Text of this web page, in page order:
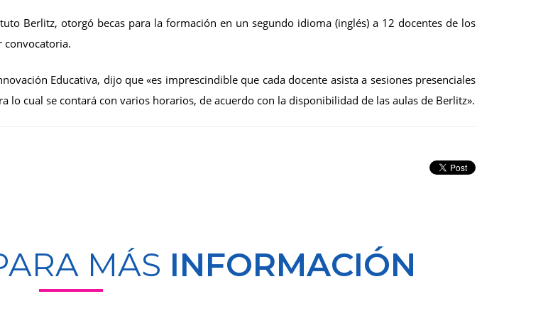
Berlitz, otorgó becas para la formación en un segundo idioma (inglés) a 12 docentes de los
convocatoria.
Educativa, dijo que «es imprescindible que cada docente asista a sesiones presenciales
cual se contará con varios horarios, de acuerdo con la disponibilidad de las aulas de Berlitz».
MÁS INFORMACIÓN